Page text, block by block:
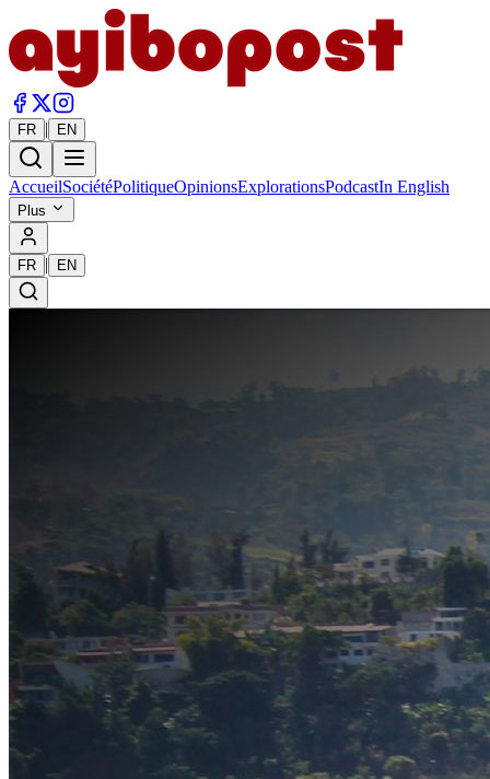
FR | EN
AccueilSociétéPolitiqueOpinionsExplorationsPodcastIn English
Plus
FR | EN